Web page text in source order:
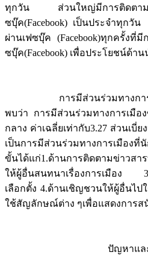
ทุกวัน ส่วนใหญ่มีการติดตามข่า
ซบุ๊ค(Facebook) เป็นประจำทุกวั
ผ่านเฟซบุ๊ค (Facebook)ทุกครั้งที่
ซบุ๊ค(Facebook) เพื่อประโยชน์ด้า
การมีส่วนร่วมทางการเมือ
พบว่า การมีส่วนร่วมทางการเมือ
กลาง ค่าเฉลี่ยเท่ากับ3.27 ส่วนเบี่ย
เป็นการมีส่วนร่วมทางการเมือง
ขั้นได้แก่1.ด้านการติดตามข่าวสา
ให้ผู้อื่นสนทนาเรื่องการเมือง 3.
เลือกตั้ง 4.ด้านเชิญชวนให้ผู้อื่นไป
ใช้สัญลักษณ์ต่าง ๆเพื่อแสดงการ
ปัญหาแล